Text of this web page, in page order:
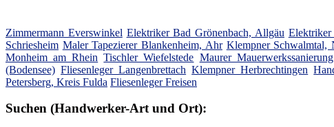
Zimmermann Everswinkel Elektriker Bad Grönenbach, Allgäu
Schriesheim Maler Tapezierer Blankenheim, Ahr Klempner Schwalmtal,
Monheim am Rhein Tischler Wiefelstede Maurer
(Bodensee) Fliesenleger Langenbrettach Klempner Herbrechtingen
Petersberg, Kreis Fulda Fliesenleger Freisen
Suchen (Handwerker-Art und Ort):